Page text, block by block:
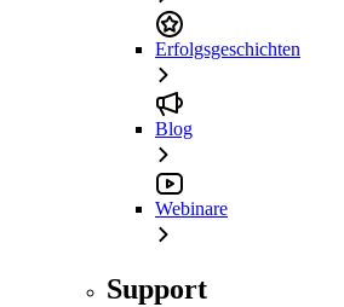
Erfolgsgeschichten
Blog
Webinare
Support